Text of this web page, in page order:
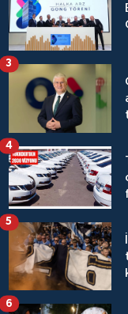
3
4
5
6